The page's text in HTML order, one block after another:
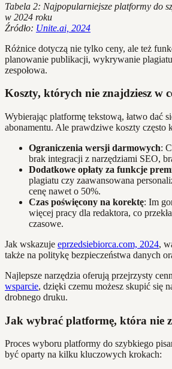
Tabela 2: Najpopularniejsze platformy do
w 2024 roku
Źródło: Unite.ai, 2024
Różnice dotyczą nie tylko ceny, ale też
planowanie publikacji, wykrywanie
zespołowa.
Koszty, których nie znajdziesz w
Wybierając platformę tekstową, łatwo dać
abonamentu. Ale prawdziwe koszty często
Ograniczenia wersji darmowych:
brak integracji z narzędziami SEO,
Dodatkowe opłaty za funkcje
plagiatu czy zaawansowana
cenę nawet o 50%.
Czas poświęcony na korektę: Im
więcej pracy dla redaktora, co
czasowe.
Jak wskazuje eprzedsiebiorca.com, 2024,
także na politykę bezpieczeństwa danych
Najlepsze narzędzia oferują przejrzysty
wsparcie, dzięki czemu możesz skupić się
drobnego druku.
Jak wybrać platformę, która nie
Proces wyboru platformy do szybkiego
być oparty na kilku kluczowych krokach: